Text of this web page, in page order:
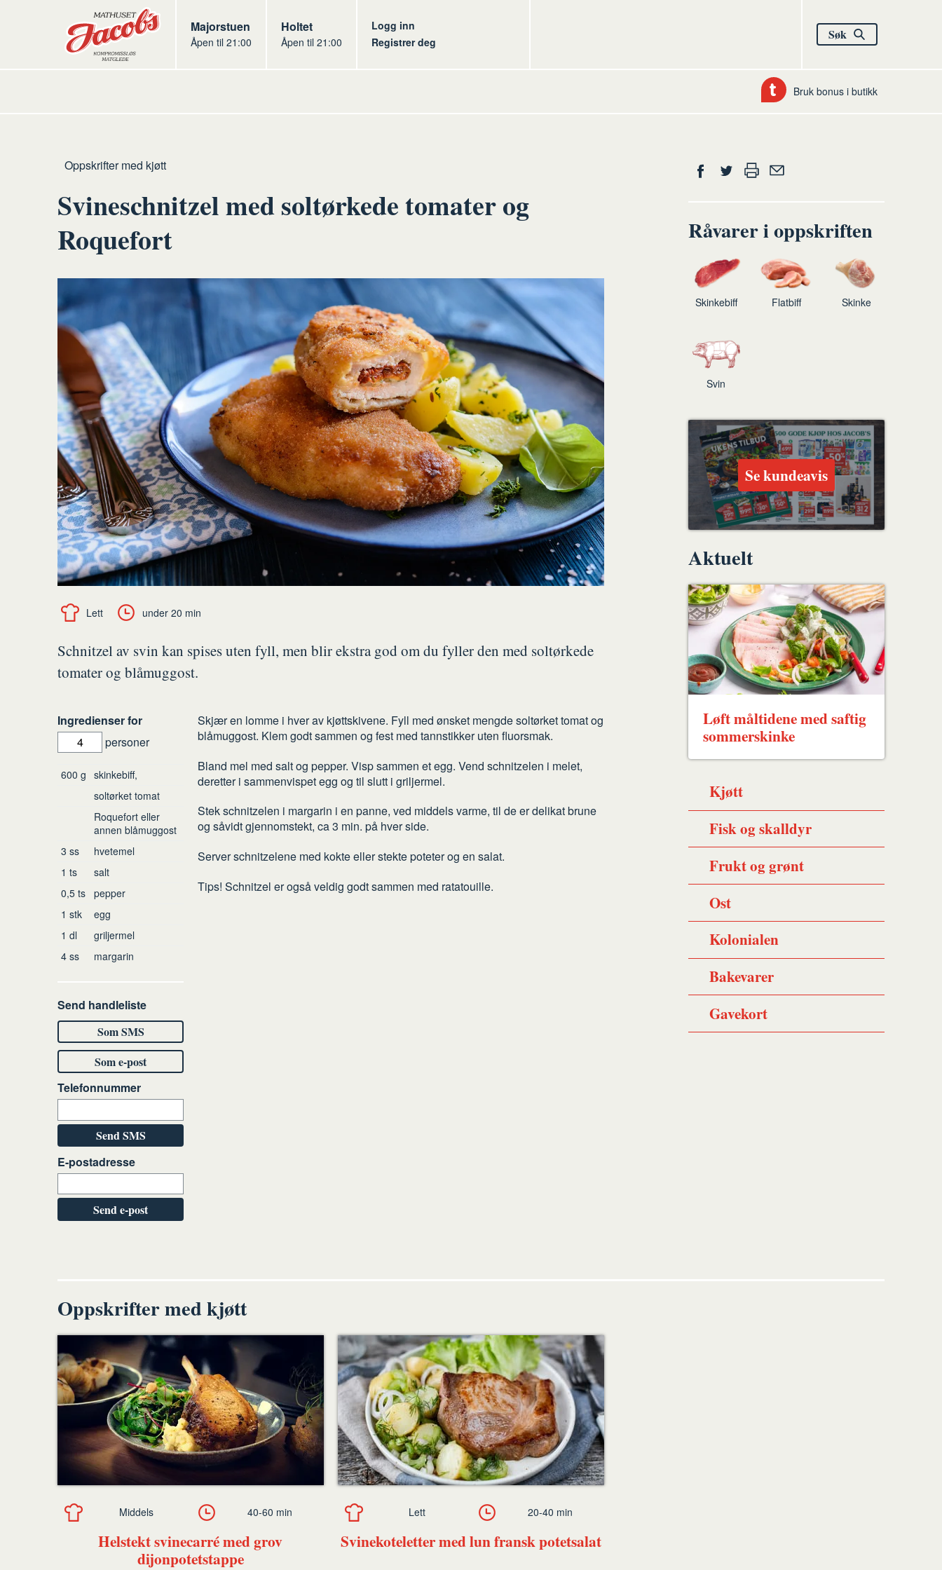
Butikker Jacobs
Majorstuen
Åpen til 21:00
Jacobs
Holtet
Åpen til 21:00
Logg inn
Registrer deg
Søk
Bruk bonus i butikk
Hjem
Kjøtt
Oppskrifter med kjøtt
Svineschnitzel med soltørkede tomater og
Roquefort
Lett under 20 min
Schnitzel av svin kan spises uten fyll, men blir ekstra god om du fyller den med soltørkede
tomater og blåmuggost.
Ingredienser for
personer
Ingredienser
600 g
skinkebiff,
soltørket tomat
Roquefort eller
annen blåmuggost
3 ss
hvetemel
1 ts
salt
0,5 ts
pepper
1 stk
egg
1 dl
griljermel
4 ss margarin
Send handleliste
Som SMS
Som e-post
Telefonnummer
Send SMS
E-postadresse
Send e-post
Slik
gjør
du
Skjær en lomme i hver av kjøttskivene. Fyll med ønsket mengde soltørket tomat og
blåmuggost. Klem godt sammen og fest med tannstikker uten fluorsmak.
Bland mel med salt og pepper. Visp sammen et egg. Vend schnitzelen i melet,
deretter i sammenvispet egg og til slutt i griljermel.
Stek schnitzelen i margarin i en panne, ved middels varme, til de er delikat brune
og såvidt gjennomstekt, ca 3 min. på hver side.
Server schnitzelene med kokte eller stekte poteter og en salat.
Tips! Schnitzel er også veldig godt sammen med ratatouille.
Del
Facebook
venn
Råvarer i oppskriften
Skinkebiff Flatbiff Skinke
Svin
Se kundeavis
Aktuelt
Løft måltidene med saftig
sommerskinke
Kjøtt
Fisk og skalldyr
Frukt og grønt
Ost
Kolonialen
Bakevarer
Gavekort
Oppskrifter med kjøtt
Helstekt svinecarré med grov
dijonpotetstappe
Middels 40-60 min
Svinekoteletter med lun fransk potetsalat
Lett 20-40 min